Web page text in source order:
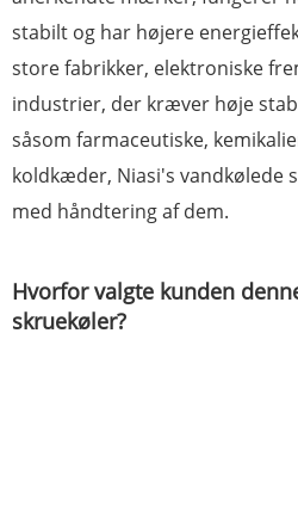
stabilt og har højere
store fabrikker, elektroniske
industrier, der kræver høje
såsom farmaceutiske,
koldkæder, Niasi's vandkølede
med håndtering af dem.
Hvorfor valgte kunden
skruekøler?